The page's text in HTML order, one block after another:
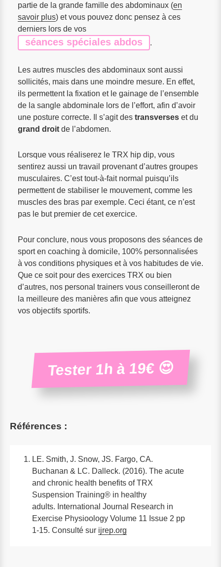
partie de la grande famille des abdominaux (en
savoir plus) et vous pouvez donc pensez à ces
derniers lors de vos
séances spéciales abdos .
Les autres muscles des abdominaux sont aussi
sollicités, mais dans une moindre mesure. En effet,
ils permettent la fixation et le gainage de l’ensemble
de la sangle abdominale lors de l’effort, afin d’avoir
une posture correcte. Il s’agit des transverses et du
grand droit de l’abdomen.
Lorsque vous réaliserez le TRX hip dip, vous
sentirez aussi un travail provenant d’autres groupes
musculaires. C’est tout-à-fait normal puisqu’ils
permettent de stabiliser le mouvement, comme les
muscles des bras par exemple. Ceci étant, ce n’est
pas le but premier de cet exercice.
Pour conclure, nous vous proposons des séances de
sport en coaching à domicile, 100% personnalisées
à vos conditions physiques et à vos habitudes de vie.
Que ce soit pour des exercices TRX ou bien
d’autres, nos personal trainers vous conseilleront de
la meilleure des manières afin que vous atteignez
vos objectifs sportifs.
Tester 1h à 19€ 😍
Références :
LE. Smith, J. Snow, JS. Fargo, CA.
Buchanan & LC. Dalleck. (2016). The acute
and chronic health benefits of TRX
Suspension Training® in healthy
adults. International Journal Research in
Exercise Physioology Volume 11 Issue 2 pp
1-15. Consulté sur ijrep.org